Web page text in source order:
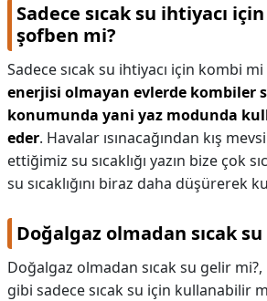
Sadece sıcak su ihtiyacı
şofben mi?
Sadece sıcak su ihtiyacı için kombi
enerjisi olmayan evlerde kombiler
konumunda yani yaz modunda
eder. Havalar ısınacağından kış
ettiğimiz su sıcaklığı yazın bize çok
su sıcaklığını biraz daha düşürerek
Doğalgaz olmadan sıcak
Doğalgaz olmadan sıcak su gelir mi?,
gibi sadece sıcak su için kullanabilir